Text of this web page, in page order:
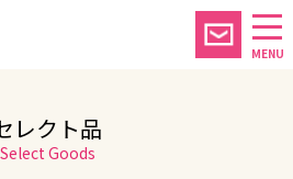
MENU
レクト品
Select Goods